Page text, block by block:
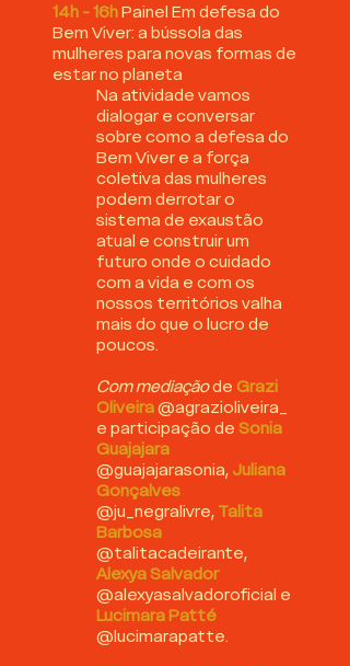
14h - 16hPainel Em defesa do
Bem Viver: a bússola das
mulheres para novas formas de
estar no planeta
Na atividade vamos
dialogar e conversar
sobre como a defesa do
Bem Viver e a força
coletiva das mulheres
podem derrotar o
sistema de exaustão
atual e construir um
futuro onde o cuidado
com a vida e com os
nossos territórios valha
mais do que o lucro de
poucos.​
Com mediaçãode Grazi
Oliveira@agrazioliveira_
e participação de Sonia
Guajajara
@guajajarasonia, Juliana
Gonçalves
@ju_negralivre, Talita
Barbosa
@talitacadeirante,
Alexya Salvador
@alexyasalvadoroficial e
Lucimara Patté
@lucimarapatte.